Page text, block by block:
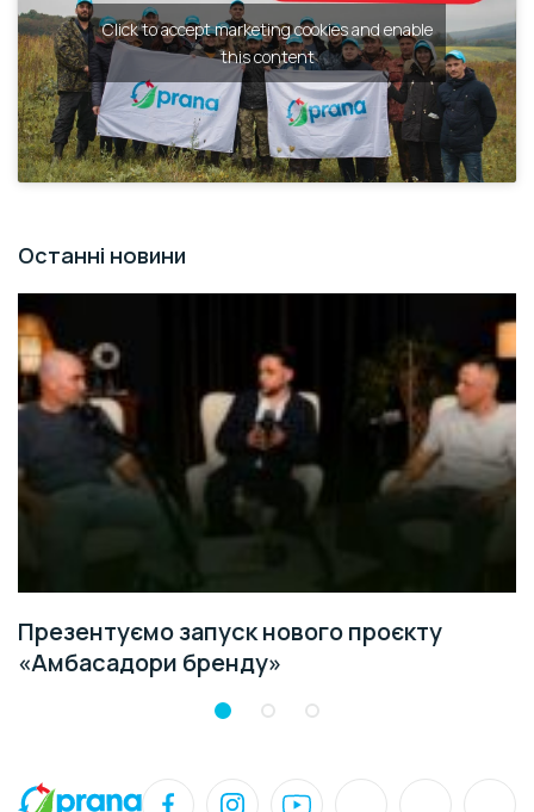
Click to accept marketing cookies and enable
this content
Останні новини
Презентуємо запуск нового проєкту
«Амбасадори бренду»